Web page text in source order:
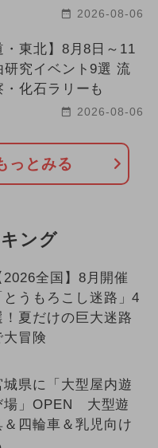
2026-08-06
・東北】8月8日～11
研究イベント9選 流
化石ラリーも
2026-08-06
っとみる
ング
2026全国】8月開催
とうもろこし迷路」4
！夏だけの巨大迷路
大冒険
城県に「大型屋内遊
場」OPEN 大型遊
＆四輪車＆乳児向け